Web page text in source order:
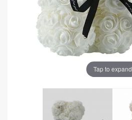
Tap to expand